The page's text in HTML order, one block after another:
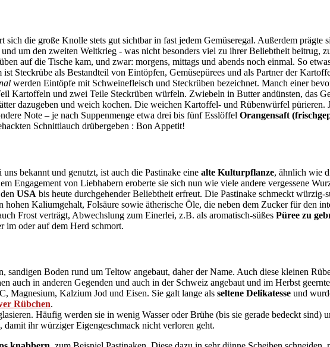
sich die große Knolle stets gut sichtbar in fast jedem Gemüseregal. Außerdem prägte
um den zweiten Weltkrieg - was nicht besonders viel zu ihrer Beliebtheit beitrug,
auf die Tische kam, und zwar: morgens, mittags und abends noch einmal. So
Steckrübe als Bestandteil von Eintöpfen, Gemüsepürees und als Partner der
werden Eintöpfe mit Schweinefleisch und Steckrüben bezeichnet. Manch einer
Kartoffeln und zwei Teile Steckrüben würfeln. Zwiebeln in Butter andünsten, das
dazugeben und weich kochen. Die weichen Kartoffel- und Rübenwürfel pürieren.
Note – je nach Suppenmenge etwa drei bis fünf Esslöffel Orangensaft
Schnittlauch drübergeben : Bon Appetit!
bekannt und genutzt, ist auch die Pastinake eine alte Kulturpflanze, ähnlich wie
Engagement von Liebhabern eroberte sie sich nun wie viele andere vergessene
USA bis heute durchgehender Beliebtheit erfreut. Die Pastinake schmeckt würzig-
Kaliumgehalt, Folsäure sowie ätherische Öle, die neben dem Zucker für den
Frost verträgt, Abwechslung zum Einerlei, z.B. als aromatisch-süßes Püree zu
im oder auf dem Herd schmort.
sandigen Boden rund um Teltow angebaut, daher der Name. Auch diese kleinen
auch in anderen Gegenden und auch in der Schweiz angebaut und im Herbst
Magnesium, Kalzium Jod und Eisen. Sie galt lange als seltene Delikatesse und
Rübchen.
Häufig werden sie in wenig Wasser oder Brühe (bis sie gerade bedeckt sind)
ihr würziger Eigengeschmack nicht verloren geht.